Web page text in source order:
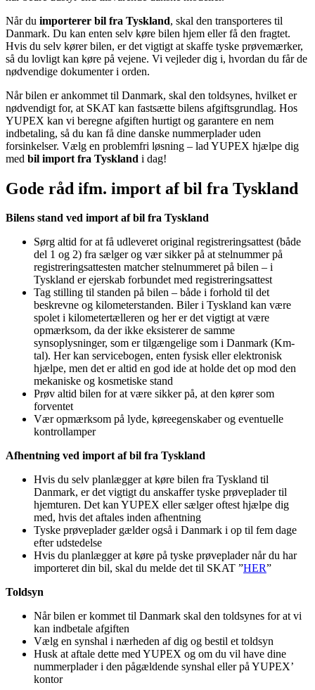
Når du importerer bil fra Tyskland, skal den transporteres til
Danmark. Du kan enten selv køre bilen hjem eller få den fragtet.
Hvis du selv kører bilen, er det vigtigt at skaffe tyske prøvemærker,
så du lovligt kan køre på vejene. Vi vejleder dig i, hvordan du får de
nødvendige dokumenter i orden.
Når bilen er ankommet til Danmark, skal den toldsynes, hvilket er
nødvendigt for, at SKAT kan fastsætte bilens afgiftsgrundlag. Hos
YUPEX kan vi beregne afgiften hurtigt og garantere en nem
indbetaling, så du kan få dine danske nummerplader uden
forsinkelser. Vælg en problemfri løsning – lad YUPEX hjælpe dig
med bil import fra Tyskland i dag!
Gode råd ifm. import af bil fra Tyskland
Bilens stand ved import af bil fra Tyskland
Sørg altid for at få udleveret original registreringsattest (både
del 1 og 2) fra sælger og vær sikker på at stelnummer på
registreringsattesten matcher stelnummeret på bilen – i
Tyskland er ejerskab forbundet med registreringsattest
Tag stilling til standen på bilen – både i forhold til det
beskrevne og kilometerstanden. Biler i Tyskland kan være
spolet i kilometertælleren og her er det vigtigt at være
opmærksom, da der ikke eksisterer de samme
synsoplysninger, som er tilgængelige som i Danmark (Km-
tal). Her kan servicebogen, enten fysisk eller elektronisk
hjælpe, men det er altid en god ide at holde det op mod den
mekaniske og kosmetiske stand
Prøv altid bilen for at være sikker på, at den kører som
forventet
Vær opmærksom på lyde, køreegenskaber og eventuelle
kontrollamper
Afhentning ved import af bil fra Tyskland
Hvis du selv planlægger at køre bilen fra Tyskland til
Danmark, er det vigtigt du anskaffer tyske prøveplader til
hjemturen. Det kan YUPEX eller sælger oftest hjælpe dig
med, hvis det aftales inden afhentning
Tyske prøveplader gælder også i Danmark i op til fem dage
efter udstedelse
Hvis du planlægger at køre på tyske prøveplader når du har
importeret din bil, skal du melde det til SKAT ”HER”
Toldsyn
Når bilen er kommet til Danmark skal den toldsynes for at vi
kan indbetale afgiften
Vælg en synshal i nærheden af dig og bestil et toldsyn
Husk at aftale dette med YUPEX og om du vil have dine
nummerplader i den pågældende synshal eller på YUPEX’
kontor